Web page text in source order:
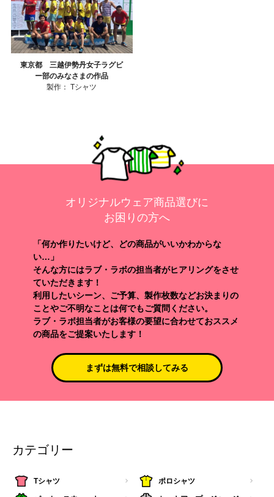
東京都 三越伊勢丹女子ラグビ
ー部のみなさまの作品
製作： Tシャツ
オリジナルウェア商品選びに
お困りの方へ
「何か作りたいけど、どの商品がいいかわからな
い…」
そんな方にはラブ・ラボの担当者がヒアリングをさせ
ていただきます！
利用したいシーン、ご予算、製作枚数などお決まりの
ことやご不明なことは何でもご質問ください。
ラブ・ラボ担当者がお客様の要望に合わせておススメ
の商品をご提案いたします！
まずは無料で相談してみる
カテゴリー
Tシャツ ポロシャツ